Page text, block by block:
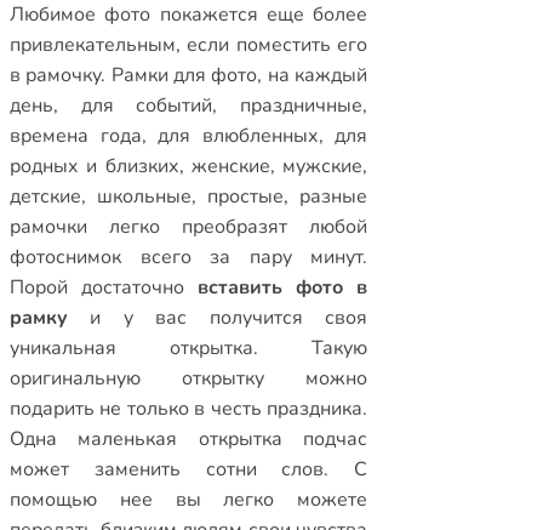
Любимое фото покажется еще более
привлекательным, если поместить его
в рамочку. Рамки для фото, на каждый
день, для событий, праздничные,
времена года,для влюбленных,для
родных и близких, женские, мужские,
детские, школьные, простые, разные
рамочки легко преобразят любой
фотоснимок всего за пару минут.
Порой достаточно вставить фото в
рамку и у вас получится своя
уникальная открытка. Такую
оригинальную открытку можно
подарить не только в честь праздника.
Одна маленькая открытка подчас
может заменить сотни слов. С
помощью нее вы легко можете